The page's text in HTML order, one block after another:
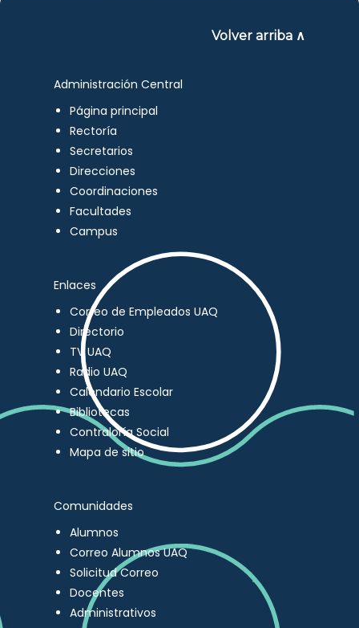
Volver arriba ∧
Administración Central
Página principal
Rectoría
Secretarios
Direcciones
Coordinaciones
Facultades
Campus
Enlaces
Correo de Empleados UAQ
Directorio
TV UAQ
Radio UAQ
Calendario Escolar
Bibliotecas
Contraloría Social
Mapa de sitio
Comunidades
Alumnos
Correo Alumnos UAQ
Solicitud Correo
Docentes
Administrativos